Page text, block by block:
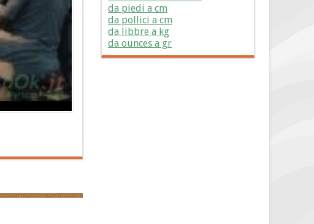
da piedi a cm
da pollici a cm
da libbre a kg
da ounces a gr